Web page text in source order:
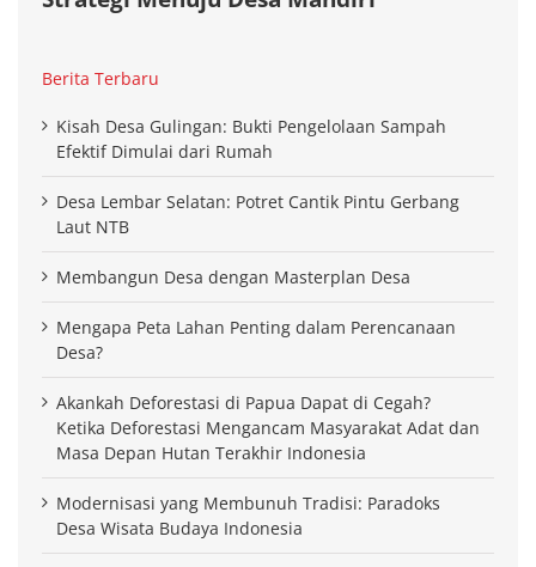
Berita Terbaru
Kisah Desa Gulingan: Bukti Pengelolaan Sampah
Efektif Dimulai dari Rumah
Desa Lembar Selatan: Potret Cantik Pintu Gerbang
Laut NTB
Membangun Desa dengan Masterplan Desa
Mengapa Peta Lahan Penting dalam Perencanaan
Desa?
Akankah Deforestasi di Papua Dapat di Cegah?
Ketika Deforestasi Mengancam Masyarakat Adat dan
Masa Depan Hutan Terakhir Indonesia
Modernisasi yang Membunuh Tradisi: Paradoks
Desa Wisata Budaya Indonesia